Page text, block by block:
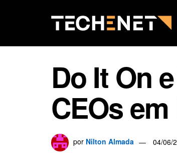
Do It On
CEOs
por Nilton Almada 04/06/